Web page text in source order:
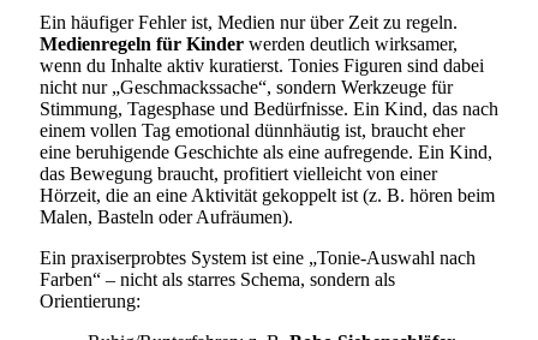
Ein häufiger Fehler ist, Medien nur über Zeit zu regeln.
Medienregeln für Kinder werden deutlich wirksamer,
wenn du Inhalte aktiv kuratierst. Tonies Figuren sind dabei
nicht nur „Geschmackssache“, sondern Werkzeuge für
Stimmung, Tagesphase und Bedürfnisse. Ein Kind, das nach
einem vollen Tag emotional dünnhäutig ist, braucht eher
eine beruhigende Geschichte als eine aufregende. Ein Kind,
das Bewegung braucht, profitiert vielleicht von einer
Hörzeit, die an eine Aktivität gekoppelt ist (z. B. hören beim
Malen, Basteln oder Aufräumen).
Ein praxiserprobtes System ist eine „Tonie-Auswahl nach
Farben“ – nicht als starres Schema, sondern als
Orientierung: